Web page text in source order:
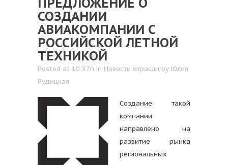
СОЗДАНИИ
АВИАКОМПАНИИ С
РОССИЙСКОЙ ЛЕТНОЙ
ТЕХНИКОЙ
Posted at 10:37h in Новости отрасли by Юлия
Рудицкая
Создание такой
компании
направлено на
развитие рынка
региональных